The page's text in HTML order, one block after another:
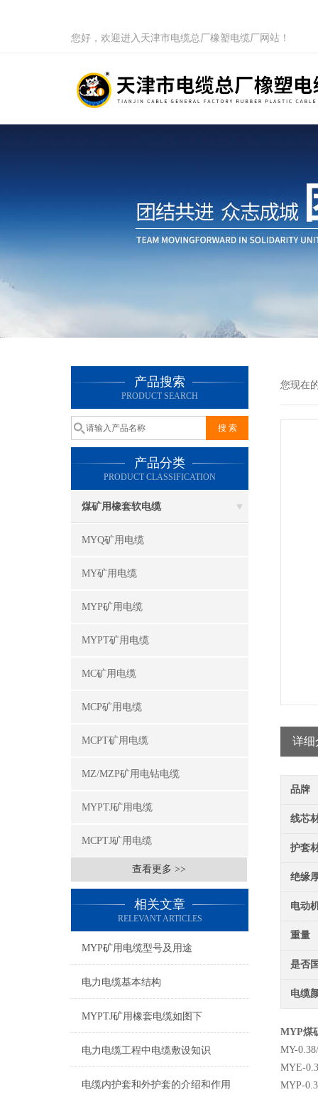
您好，欢迎进入天津市电缆总厂橡塑电缆厂网站！
产品搜索
PRODUCT SEARCH
产品分类
PRODUCT CLASSIFICATION
煤矿用橡套软电缆
MYQ矿用电缆
MY矿用电缆
MYP矿用电缆
MYPT矿用电缆
MC矿用电缆
MCP矿用电缆
MCPT矿用电缆
MZ/MZP矿用电钻电缆
MYPTJ矿用电缆
MCPTJ矿用电缆
查看更多 >>
相关文章
RELEVANT ARTICLES
MYP矿用电缆型号及用途
电力电缆基本结构
MYPTJ矿用橡套电缆如图下
电力电缆工程中电缆敷设知识
电缆内护套和外护套的介绍和作用
您现在
详细
品牌
线芯
护套
绝缘
电动
重量
是否
电缆
MYP煤
MY-
MYE-
MYP-